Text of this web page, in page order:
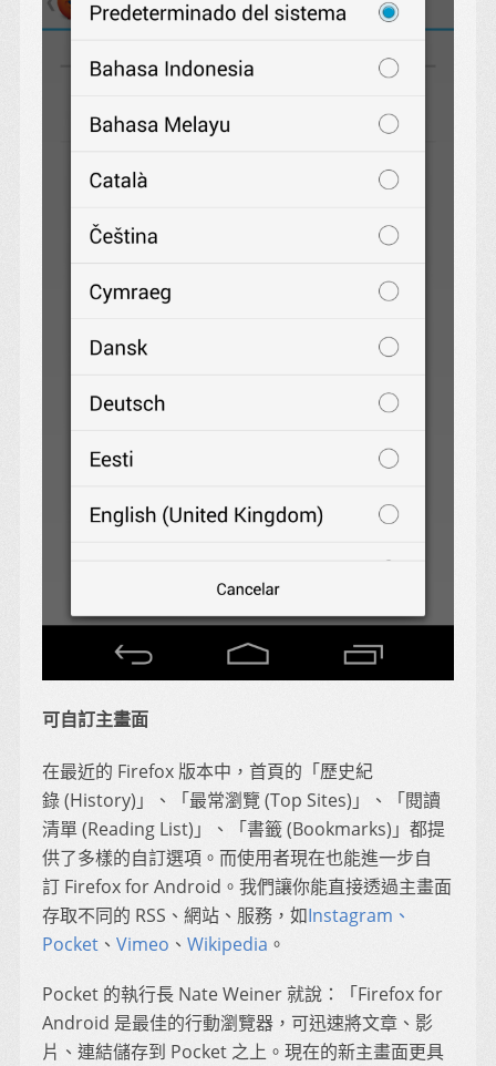
可自訂主畫面
在最近的 Firefox 版本中，首頁的「歷史紀
錄 (History)」、「最常瀏覽 (Top Sites)」、「閱讀
清單 (Reading List)」、「書籤 (Bookmarks)」都提
供了多樣的自訂選項。而使用者現在也能進一步自
訂 Firefox for Android。我們讓你能直接透過主畫面
存取不同的 RSS、網站、服務，如Instagram 、
Pocket 、 Vimeo 、 Wikipedia 。
Pocket 的執行長 Nate Weiner 就說：「Firefox for
Android 是最佳的行動瀏覽器，可迅速將文章、影
片、連結儲存到 Pocket 之上。現在的新主畫面更具